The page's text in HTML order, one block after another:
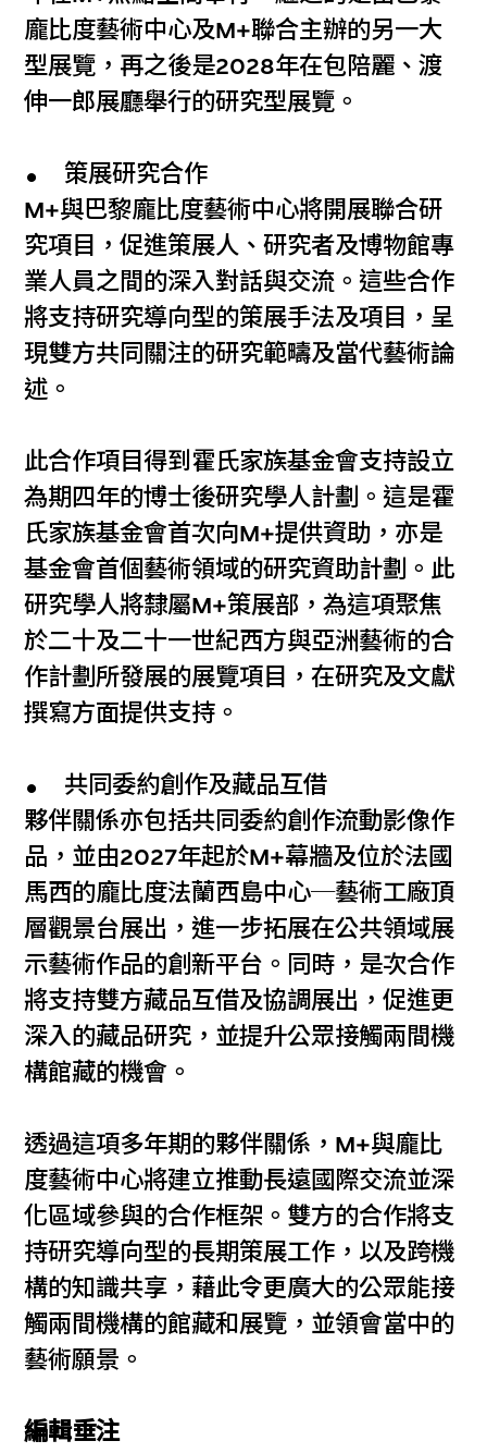
龐比度藝術中心及M+聯合主辦的另一大
型展覽，再之後是2028年在包陪麗、渡
伸一郎展廳舉行的研究型展覽。
策展研究合作
M+與巴黎龐比度藝術中心將開展聯合研
究項目，促進策展人、研究者及博物館專
業人員之間的深入對話與交流。這些合作
將支持研究導向型的策展手法及項目，呈
現雙方共同關注的研究範疇及當代藝術論
述。
此合作項目得到霍氏家族基金會支持設立
為期四年的博士後研究學人計劃。這是霍
氏家族基金會首次向M+提供資助，亦是
基金會首個藝術領域的研究資助計劃。此
研究學人將隸屬M+策展部，為這項聚焦
於二十及二十一世紀西方與亞洲藝術的合
作計劃所發展的展覽項目，在研究及文獻
撰寫方面提供支持。
共同委約創作及藏品互借
夥伴關係亦包括共同委約創作流動影像作
品，並由2027年起於M+幕牆及位於法國
馬西的龐比度法蘭西島中心─藝術工廠頂
層觀景台展出，進一步拓展在公共領域展
示藝術作品的創新平台。同時，是次合作
將支持雙方藏品互借及協調展出，促進更
深入的藏品研究，並提升公眾接觸兩間機
構館藏的機會。
透過這項多年期的夥伴關係，M+與龐比
度藝術中心將建立推動長遠國際交流並深
化區域參與的合作框架。雙方的合作將支
持研究導向型的長期策展工作，以及跨機
構的知識共享，藉此令更廣大的公眾能接
觸兩間機構的館藏和展覽，並領會當中的
藝術願景。
編輯垂注